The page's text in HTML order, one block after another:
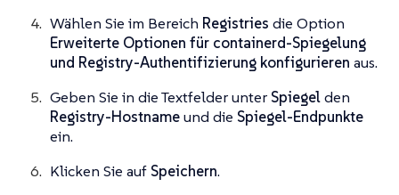
Wählen Sie im Bereich Registries die Option
Erweiterte Optionen für containerd-Spiegelung
und Registry-Authentifizierung konfigurieren aus.
Geben Sie in die Textfelder unter Spiegelden
Registry-Hostnameund die Spiegel-Endpunkte
ein.
Klicken Sie auf Speichern.